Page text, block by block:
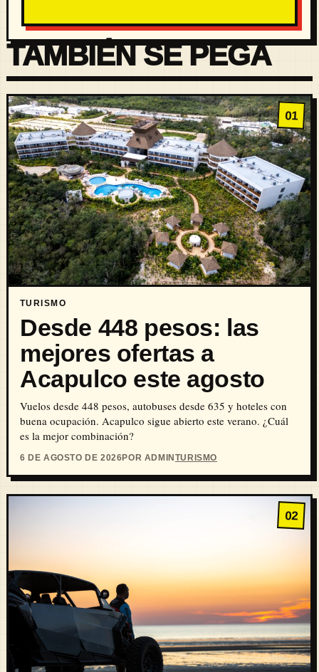
TAMBIÉN SE PEGA
01
TURISMO
Desde 448 pesos: las
mejores ofertas a
Acapulco este agosto
Vuelos desde 448 pesos, autobuses desde 635 y hoteles con
buena ocupación. Acapulco sigue abierto este verano. ¿Cuál
es la mejor combinación?
6 DE AGOSTO DE 2026POR ADMINTURISMO
02